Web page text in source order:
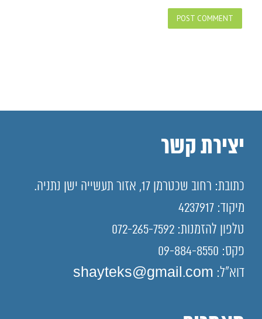
יצירת קשר
כתובת: רחוב שכטרמן 17, אזור תעשייה ישן נתניה.
מיקוד: 4237917
טלפון להזמנות: 072-265-7592
פקס: 09-884-8550
דוא"ל: shayteks@gmail.com